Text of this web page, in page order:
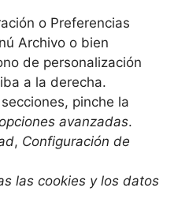
o Preferencias
Archivo o bien
de personalización
a la derecha.
pinche la
avanzadas.
, Configuración de
las cookies y los datos